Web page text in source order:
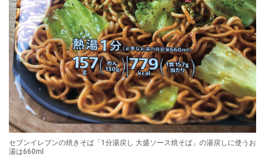
セブンイレブンの焼きそば「1分湯戻し 大盛ソース焼そば」の湯戻しに使うお
湯は660ml